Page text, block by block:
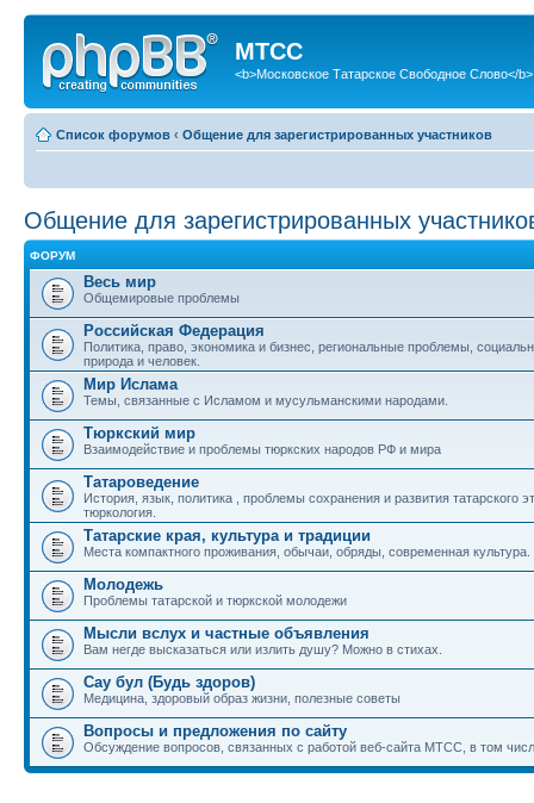
МТСС
<b>Московское Татарское Свободное Слово</b>
Список форумов ‹ Общение для зарегистрированных участников
Общение для зарегистрированных
ФОРУМ
Весь мир
Общемировые проблемы
Российская Федерация
Политика, право, экономика и бизнес, региональные проблемы,
природа и человек.
Мир Ислама
Темы, связанные с Исламом и мусульманскими народами.
Тюркский мир
Взаимодействие и проблемы тюркских народов РФ и мира
Татароведение
История, язык, политика , проблемы сохранения и развития татарского
тюркология.
Татарские края, культура и традиции
Места компактного проживания, обычаи, обряды, современная культура.
Молодежь
Проблемы татарской и тюркской молодежи
Мысли вслух и частные объявления
Вам негде высказаться или излить душу? Можно в стихах.
Сау бул (Будь здоров)
Медицина, здоровый образ жизни, полезные советы
Вопросы и предложения по сайту
Обсуждение вопросов, связанных с работой веб-сайта МТСС, в том